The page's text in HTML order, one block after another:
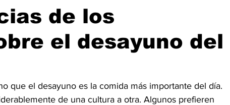
de los
el desayuno del
que el desayuno es la comida más importante del día.
de una cultura a otra. Algunos prefieren